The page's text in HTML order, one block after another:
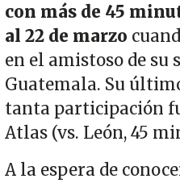
con más de 45
al 22 de marzo
en el amistoso de su
Guatemala. Su
tanta participación
Atlas (vs. León, 45
A la espera de